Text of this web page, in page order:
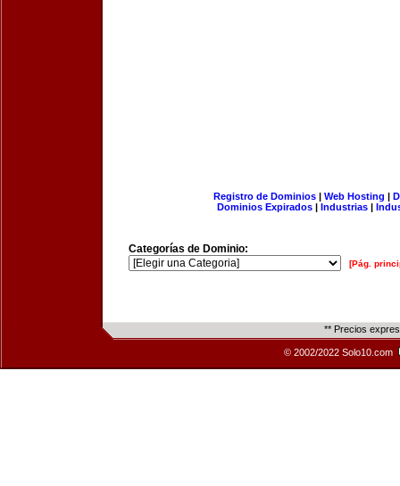
Registro de Dominios| Web Hosting |
Dominios Expirados | Industrias |
Categorías de Dominio:
[Pág.
** Precios
© 2002/2022 Solo10.com